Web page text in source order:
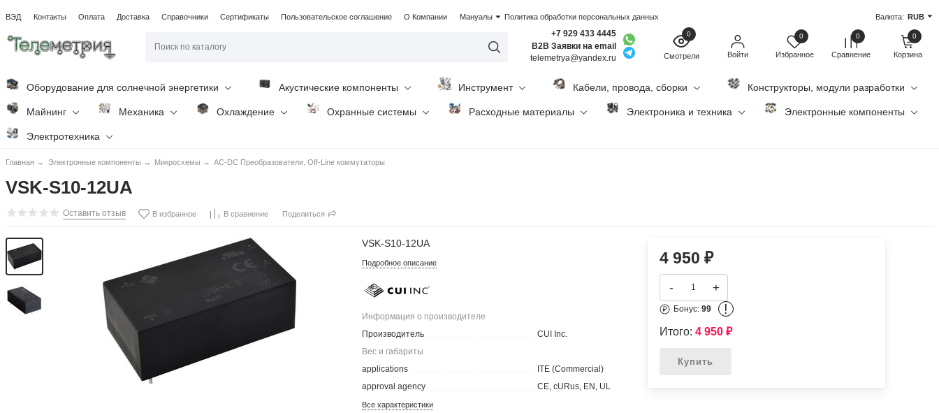
ВЭД Контакты Оплата Доставка Справочники Сертификаты Пользовательское соглашение О Компании Мануалы Политика обработки персональных данных Валюта: RUB
+7 929 433 4445
B2B Заявки на email
telemetrya@yandex.ru
0
Смотрели Войти
0
Избранное
0
Сравнение
0
Корзина
Оборудование для солнечной энергетики Акустические компоненты Инструмент Кабели, провода, сборки Конструкторы, модули разработки
Майнинг Механика Охлаждение Охранные системы Расходные материалы Электроника и техника Электронные компоненты
Электротехника
Главная → Электронные компоненты → Микросхемы → AC-DC Преобразователи, Off-Line коммутаторы
VSK-S10-12UA
Оставить отзыв В избранное В сравнение Поделиться
VSK-S10-12UA
Подробное описание
Информация о производителе
Производитель
CUI Inc.
Вес и габариты
applications
ITE (Commercial)
approval agency
CE, cURus, EN, UL
Все характеристики
4 950 ₽
- +
Бонус: 99 !
Итого: 4 950 ₽
Купить